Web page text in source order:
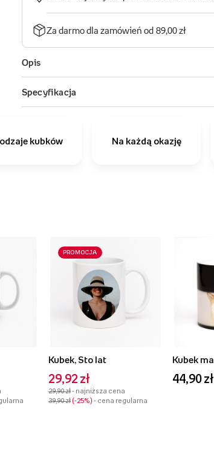
kubków Na każdą okazję
PROMOCJA
Kubek, Sto lat
29,92 zł
29,90 zł- najniższa cena
39,90 zł -25% - cena regularna
44,90 zł